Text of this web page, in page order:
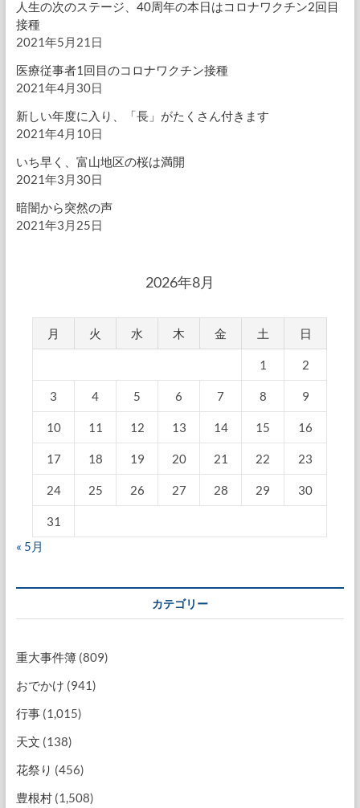
人生の次のステージ、40周年の本日はコロナワクチン2回目
接種
2021年5月21日
医療従事者1回目のコロナワクチン接種
2021年4月30日
新しい年度に入り、「長」がたくさん付きます
2021年4月10日
いち早く、富山地区の桜は満開
2021年3月30日
暗闇から突然の声
2021年3月25日
2026年8月
月 火 水 木 金 土 日
1 2
3 4 5 6 7 8 9
10 11 12 13 14 15 16
17 18 19 20 21 22 23
24 25 26 27 28 29 30
31
« 5月
カテゴリー
重大事件簿(809)
おでかけ (941)
行事(1,015)
天文 (138)
花祭り (456)
豊根村(1,508)